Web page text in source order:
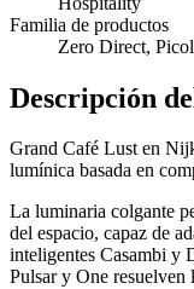
Familia de productos
Zero Direct,
Descripción
Grand Café Lust en
lumínica basada en
La luminaria colgante
del espacio, capaz de
inteligentes Casambi y
Pulsar y One